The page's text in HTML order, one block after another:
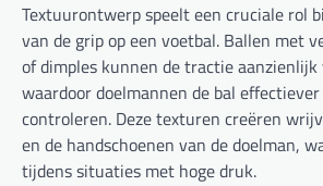
Textuurontwerp speelt een cruciale rol
van de grip op een voetbal. Ballen met
of dimples kunnen de tractie
waardoor doelmannen de bal
controleren. Deze texturen creëren
en de handschoenen van de doelman,
tijdens situaties met hoge druk.